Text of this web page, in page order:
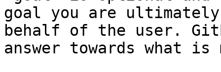
goal you are
behalf of the user.
answer towards what